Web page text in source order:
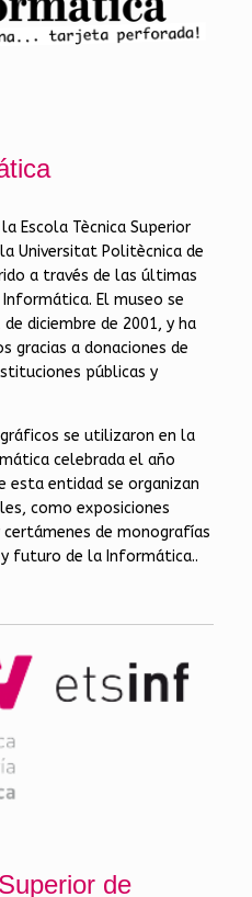
Escola Tècnica Superior
Universitat Politècnica de
a través de las últimas
El museo se
diciembre de 2001, y ha
gracias a donaciones de
públicas y
se utilizaron en la
celebrada el año
esta entidad se organizan
como exposiciones
de monografías
futuro de la Informática..
de